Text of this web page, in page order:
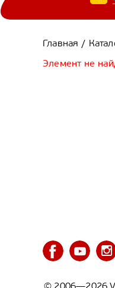
Главная /
Элемент не